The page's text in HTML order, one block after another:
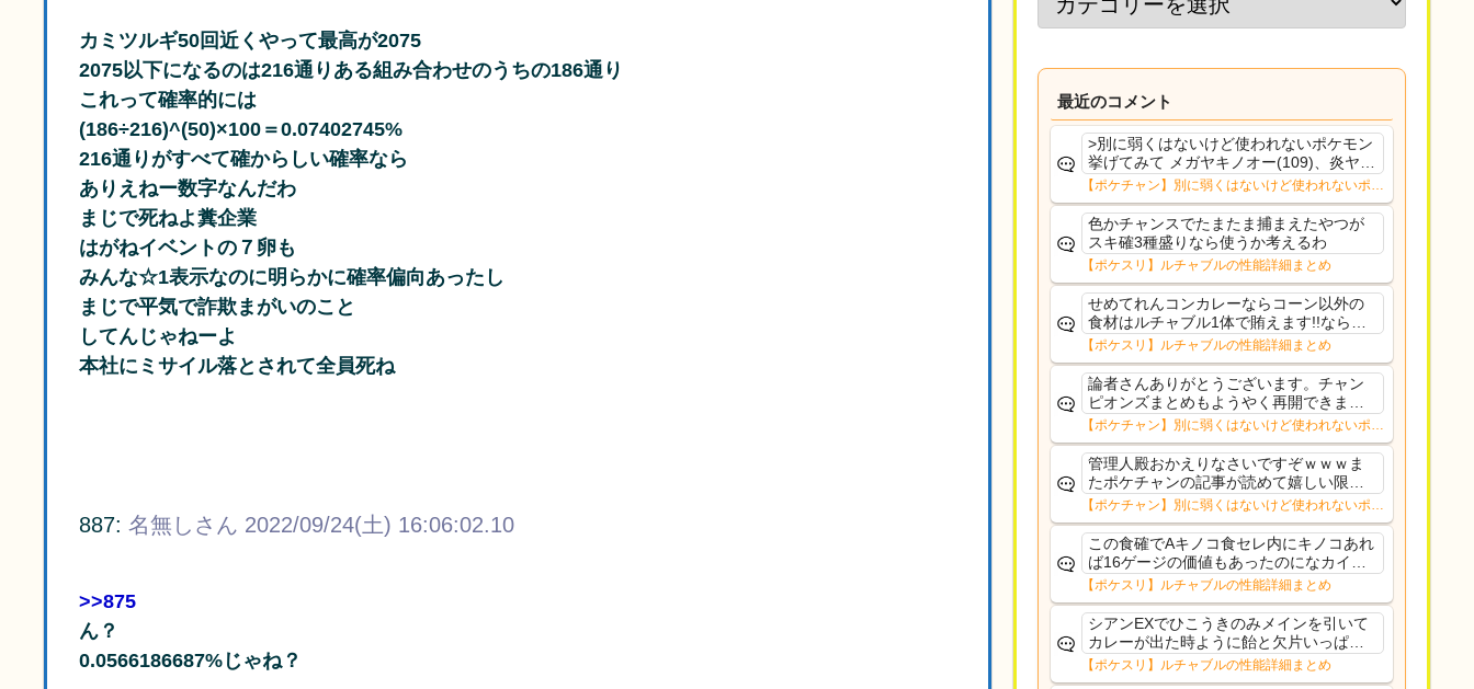
カミツルギ50回近くやって最高が2075
2075以下になるのは216通りある組み合わせのうちの186通り
これって確率的には
(186÷216)^(50)×100＝0.07402745%
216通りがすべて確からしい確率なら
ありえねー数字なんだわ
まじで死ねよ糞企業
はがねイベントの７卵も
みんな☆1表示なのに明らかに確率偏向あったし
まじで平気で詐欺まがいのこと
してんじゃねーよ
本社にミサイル落とされて全員死ね
887: 名無しさん 2022/09/24(土) 16:06:02.10
>>875
ん？
0.0566186687%じゃね？
最近のコメント
>別に弱くはないけど使われないポケモン
挙げてみて メガヤキノオー(109)、炎ヤン
タロス(113)、原種ヤメルゴン(189)ですか
なｗｗｗ詳細は役割論理Wikiの各ページを
見た方が早いと思います...
【ポケチャン】別に弱くはないけど使われないポケ
モン挙げてみて
色かチャンスでたまたま捕まえたやつが
スキ確3種盛りなら使うか考えるわ
【ポケスリ】ルチャブルの性能詳細まとめ
せめてれんコンカレーならコーン以外の
食材はルチャブル1体で賄えます!!ならま
だ何とか…?
【ポケスリ】ルチャブルの性能詳細まとめ
論者さんありがとうございます。チャン
ピオンズまとめもようやく再開できまし
た。論者さんのコメント凄く好きなので
いつも楽しく拝見させていただいていま
した。ポケチャン記事はコメントは少な
い中いつも盛り上げて...
【ポケチャン】別に弱くはないけど使われないポケ
モン挙げてみて
管理人殿おかえりなさいですぞｗｗｗま
たポケチャンの記事が読めて嬉しい限り
ですなｗｗｗ直接被災支援ができないの
が心苦しいのですが、せめて記事を見に
来た人たちが楽しめるようなコメントで
お力添えさせていただ...
【ポケチャン】別に弱くはないけど使われないポケ
モン挙げてみて
この食確でAキノコ食セレ内にキノコあれ
ば16ゲージの価値もあったのになカイリ
ューバンギラスボスゴドラと比べて選ば
れるわけないやろがい
【ポケスリ】ルチャブルの性能詳細まとめ
シアンEXでひこうきのみメインを引いて
カレーが出た時ように飴と欠片いっぱい
使って種も使って育てようね！馬鹿じゃ
ねーの？
【ポケスリ】ルチャブルの性能詳細まとめ